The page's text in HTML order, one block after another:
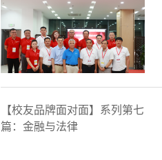
【校友品牌面对面】系列第七
篇：金融与法律